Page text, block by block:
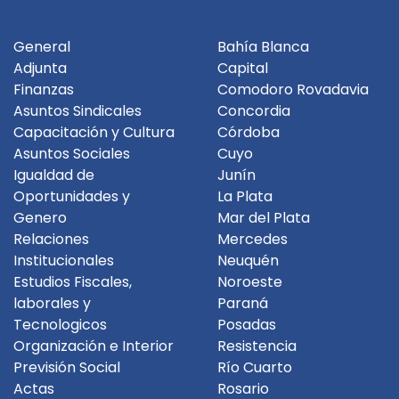
General
Adjunta
Finanzas
Asuntos Sindicales
Capacitación y Cultura
Asuntos Sociales
Igualdad de
Oportunidades y
Genero
Relaciones
Institucionales
Estudios Fiscales,
laborales y
Tecnologicos
Organización e Interior
Previsión Social
Actas
Bahía Blanca
Capital
Comodoro Rovadavia
Concordia
Córdoba
Cuyo
Junín
La Plata
Mar del Plata
Mercedes
Neuquén
Noroeste
Paraná
Posadas
Resistencia
Río Cuarto
Rosario